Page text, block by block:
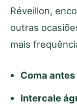
Réveillon,
outras
mais
Coma
Intercale